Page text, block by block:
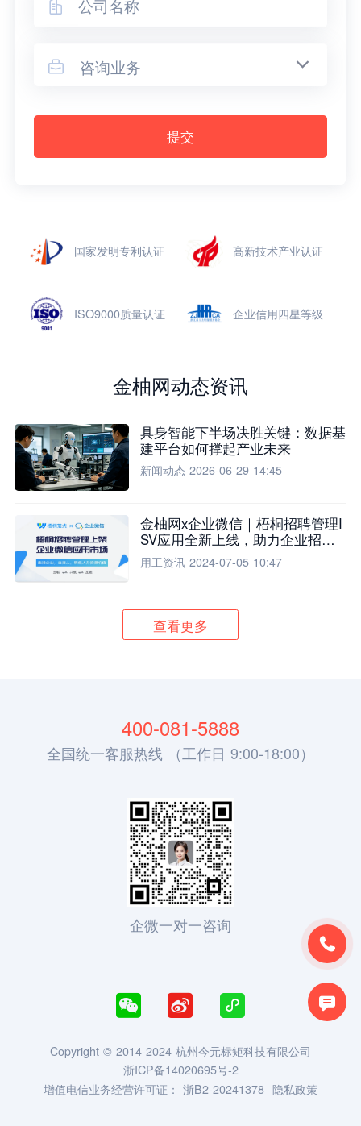

 咨询业务
提交
国家发明专利认证 高新技术产业认证
ISO9000质量认证 企业信用四星等级
金柚网动态资讯
具身智能下半场决胜关键：数据基
建平台如何撑起产业未来
新闻动态 2026-06-29 14:45
金柚网x企业微信｜梧桐招聘管理I
SV应用全新上线，助力企业招聘
流程全面升级
用工资讯 2024-07-05 10:47
查看更多


400-081-5888
全国统一客服热线 （工作日 9:00-18:00）
企微一对一咨询
  
Copyright © 2014-2024 杭州今元标矩科技有限公司
浙ICP备14020695号-2
增值电信业务经营许可证： 浙B2-20241378 隐私政策